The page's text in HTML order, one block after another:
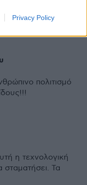
Privacy Policy
αγόρασε.
πολιτισμό
η τεχνολογική
σταματήσει. Τα